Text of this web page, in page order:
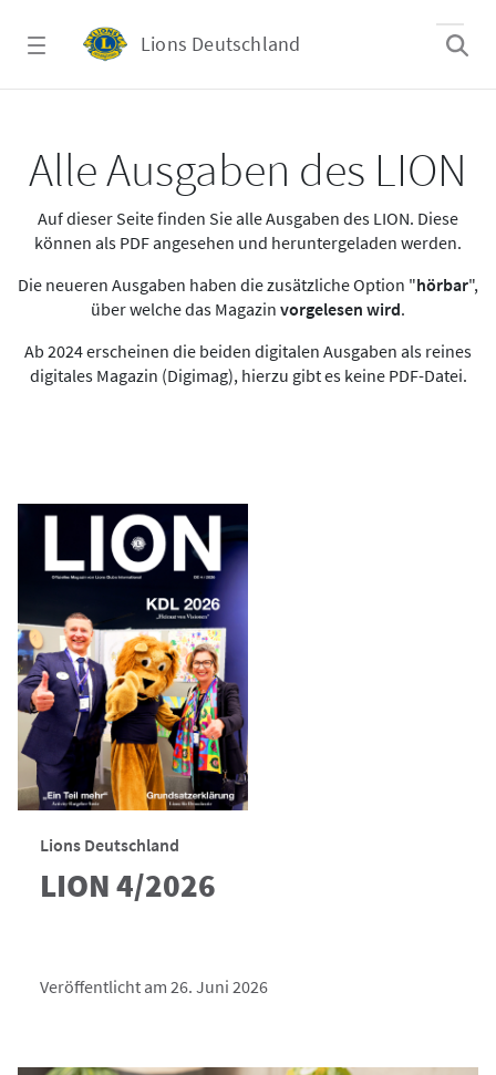
Lions Deutschland
Alle Ausgaben des LION
Auf dieser Seite finden Sie alle Ausgaben des LION. Diese
können als PDF angesehen und heruntergeladen werden.
Die neueren Ausgaben haben die zusätzliche Option "hörbar",
über welche das Magazin vorgelesen wird.
Ab 2024 erscheinen die beiden digitalen Ausgaben als reines
digitales Magazin (Digimag), hierzu gibt es keine PDF-Datei.
Lions Deutschland
LION 4/2026
Veröffentlicht am 26. Juni 2026